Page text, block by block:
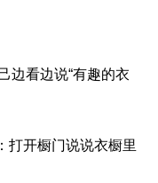
看边说“有趣的衣
开橱门说说衣橱里